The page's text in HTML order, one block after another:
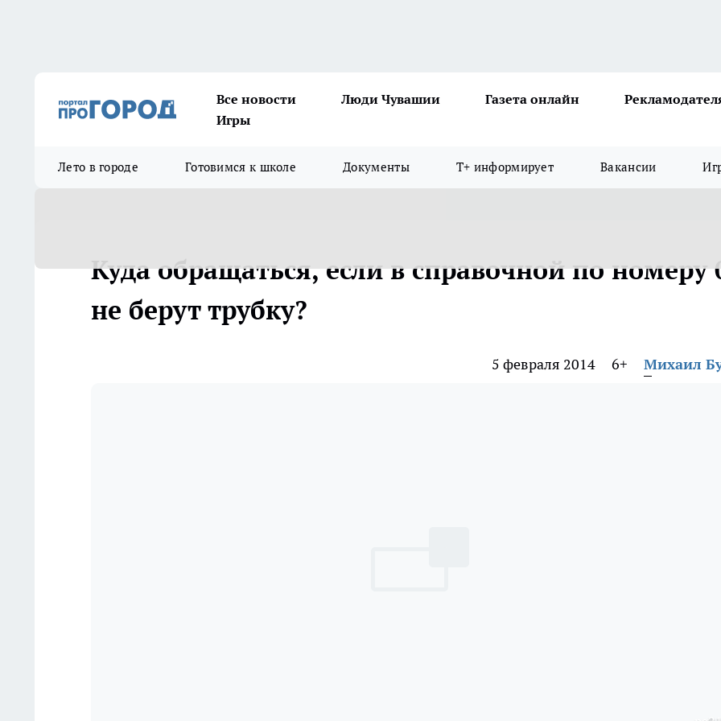
Все новости Люди Чувашии Газета онлайн
Игры
Лето в городе Готовимся к школе Документы Т+ информирует Вакансии
Куда обращаться, если в справочной по номеру
не берут трубку?
5 февраля 2014 6+ Михаил